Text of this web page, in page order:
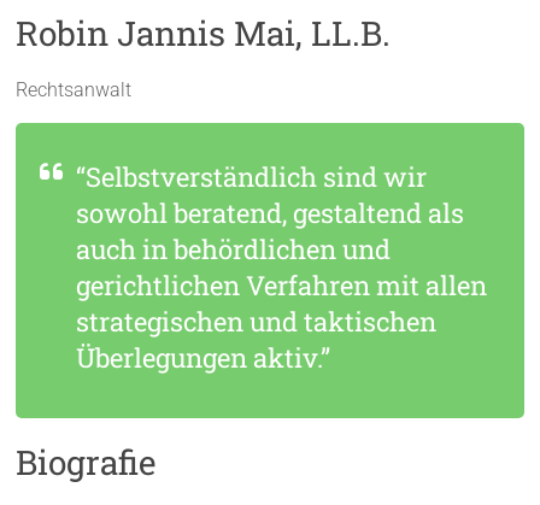
Robin Jannis Mai, LL.B.
Rechtsanwalt
“Selbstverständlich sind wir
sowohl beratend, gestaltend als
auch in behördlichen und
gerichtlichen Verfahren mit allen
strategischen und taktischen
Überlegungen aktiv.”
Biografie